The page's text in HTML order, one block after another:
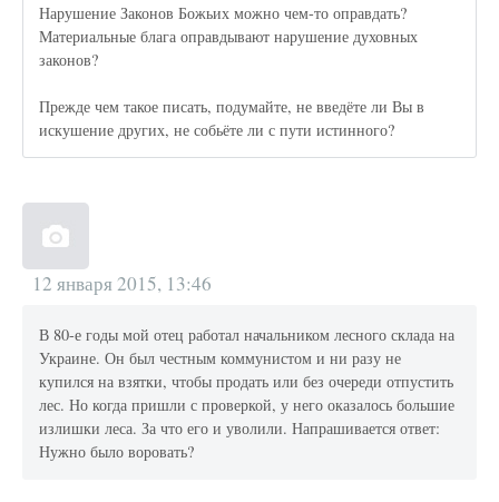
Нарушение Законов Божьих можно чем-то оправдать?
Материальные блага оправдывают нарушение духовных
законов?
Прежде чем такое писать, подумайте, не введёте ли Вы в
искушение других, не собьёте ли с пути истинного?
12 января 2015, 13:46
В 80-е годы мой отец работал начальником лесного склада на
Украине. Он был честным коммунистом и ни разу не
купился на взятки, чтобы продать или без очереди отпустить
лес. Но когда пришли с проверкой, у него оказалось большие
излишки леса. За что его и уволили. Напрашивается ответ:
Нужно было воровать?